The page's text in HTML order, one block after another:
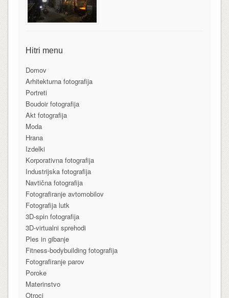
Hitri menu
Domov
Arhitekturna fotografija
Portreti
Boudoir fotografija
Akt fotografija
Moda
Hrana
Izdelki
Korporativna fotografija
Industrijska fotografija
Navtična fotografija
Fotografiranje avtomobilov
Fotografija lutk
3D-spin fotografija
3D-virtualni sprehodi
Ples in gibanje
Fitness-bodybuilding fotografija
Fotografiranje parov
Poroke
Materinstvo
Otroci